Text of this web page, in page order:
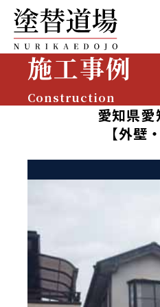
施工事例
Construction
愛知県
【外壁